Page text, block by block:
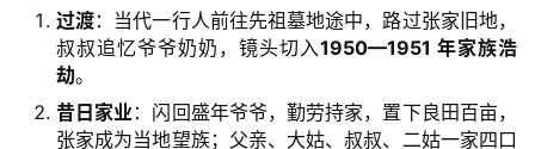
过渡：当代一行人前往先祖墓地途中，路过张家旧地，
叔叔追忆爷爷奶奶，镜头切入1950—1951 年家族浩
劫。
昔日家业 ：闪回盛年爷爷，勤劳持家，置下良田百亩，
张家成为当地望族；父亲、大姑、叔叔、二姑一家四口